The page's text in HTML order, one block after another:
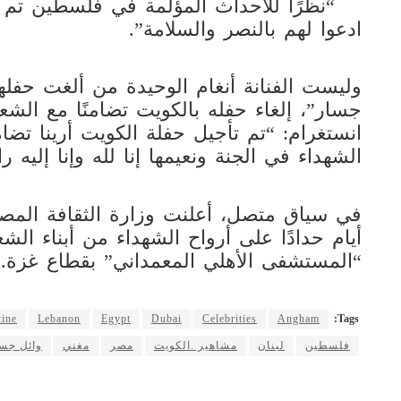
ادعوا لهم بالنصر والسلامة”.
وليست الفنانة أنغام الوحيدة من ألغت
جسار”، إلغاء حفله بالكويت تضامنًا مع
انستغرام: “تم تأجيل حفلة الكويت أرينا
الشهداء في الجنة ونعيمها إنا لله وإنا إليه
في سياق متصل، أعلنت وزارة الثقافة
أيام حدادًا على أرواح الشهداء من أبناء
“المستشفى الأهلي المعمداني” بقطاع غزة.
Tags:
Angham
Celebrities
Dubai
Egypt
Lebanon
فلسطين لبنان مشاهير .الكويت مصر مغني وائل